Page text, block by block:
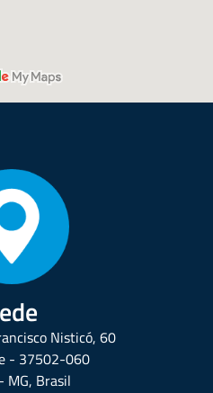
Nisticó, 60
- 37502-060
MG, Brasil